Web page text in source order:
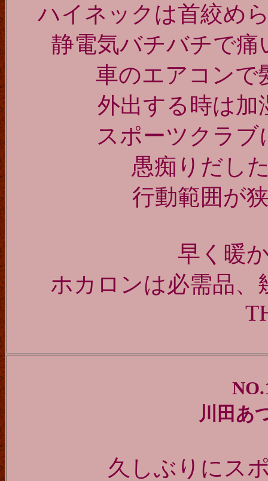
ハイネックは首絞め
静電気バチバチで
車のエアコンで
外出する時は加
スポーツクラ
愚痴りだし
行動範囲が
早く暖
ホカロンは必需品
川田あ
久しぶりにス